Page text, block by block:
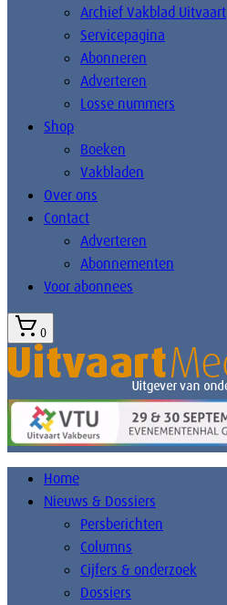
Archief Vakblad Uitvaart
Servicepagina
Abonneren
Adverteren
Losse nummers
Shop
Boeken
Vakbladen
Over ons
Contact
Adverteren
Abonnementen
Voor abonnees
0
Home
Nieuws & Dossiers
Persberichten
Columns
Cijfers & onderzoek
Dossiers